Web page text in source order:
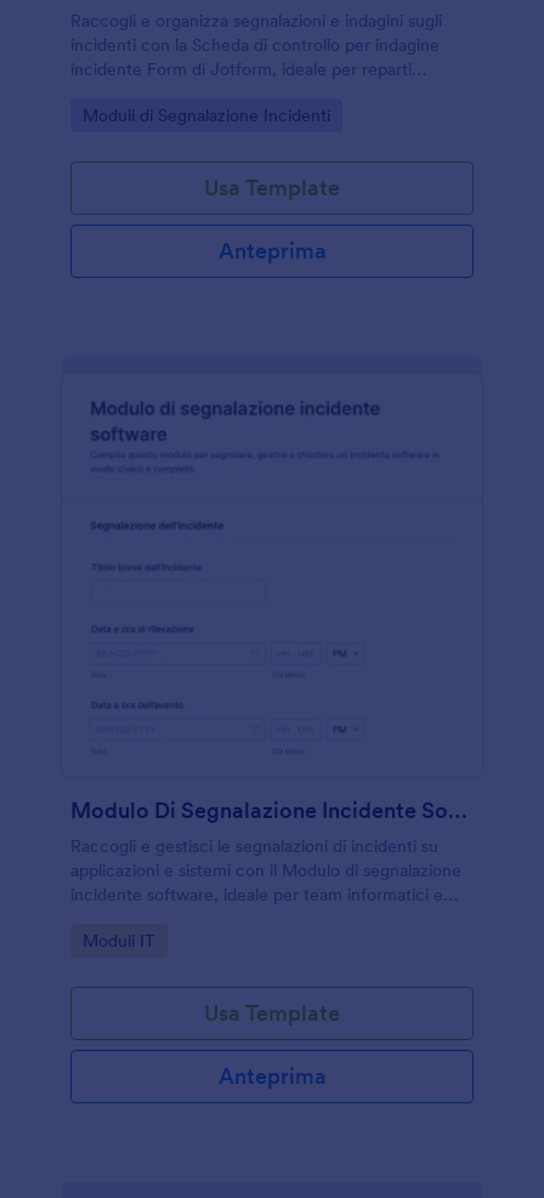
Raccogli e organizza segnalazioni e indagini sugli
incidenti con la Scheda di controllo per indagine
incidente Form di Jotform, ideale per reparti
documentare eventi e azioni correttive.
Go to Category:
Moduli di Segnalazione Incidenti
Usa Template
Anteprima
Modulo Di Segnalazione Incidente Software
Raccogli e gestisci le segnalazioni di incidenti su
applicazioni e sistemi con il Modulo di segnalazione
incidente software, ideale per team informatici e
avanzamento e chiusura.
Go to Category:
Moduli IT
Usa Template
Anteprima